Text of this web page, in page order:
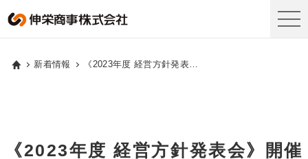
新着情報 《2023年度 経営方針発表会》開催
《2023年度 経営方針発表会》開催